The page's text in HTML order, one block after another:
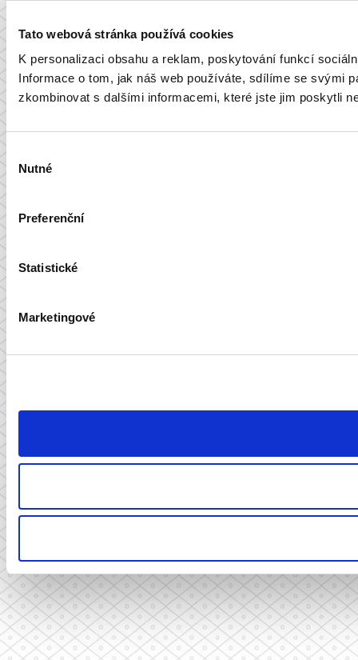
Tato webová stránka používá cookies
K personalizaci obsahu a reklam, poskytování funkcí
Informace o tom, jak náš web používáte, sdílíme se svými
zkombinovat s dalšími informacemi, které jste jim poskytli
souhlasu
Nutné
Preferenční
Statistické
Marketingové